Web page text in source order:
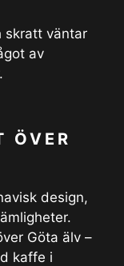
skratt väntar
av
ÖVER
design,
Göta älv –
kaffe i